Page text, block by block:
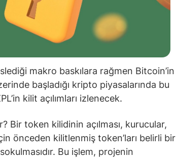
makro baskılara rağmen Bitcoin’in
başladığı kripto piyasalarında bu
kilit açılımları izlenecek.
Bir token kilidinin açılması, kurucular,
önceden kilitlenmiş token’ları belirli bir
Bu işlem, projenin